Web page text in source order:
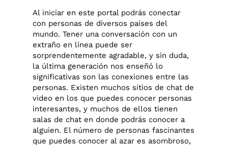
Al iniciar en este portal podrás conectar
con personas de diversos países del
mundo. Tener una conversación con un
extraño en línea puede ser
sorprendentemente agradable, y sin duda,
la última generación nos enseñó lo
significativas son las conexiones entre las
personas. Existen muchos sitios de chat de
video en los que puedes conocer personas
interesantes, y muchos de ellos tienen
salas de chat en donde podrás conocer a
alguien. El número de personas fascinantes
que puedes conocer al azar es asombroso,